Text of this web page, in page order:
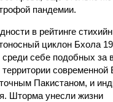
пандемии.
в рейтинге
циклон Бхола
себе подобных за
современной
Пакистаном, и
Шторма унесли жизни